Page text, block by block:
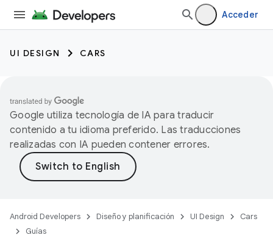
Acceder
UI DESIGN CARS
Google utiliza tecnología de IA para traducir
contenido a tu idioma preferido. Las traducciones
realizadas con IA pueden contener errores.
Android Developers Diseño y planificación UI Design
Cars
Guías